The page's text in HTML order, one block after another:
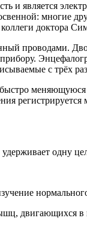
является
многие
доктора
проводами.
с трёх
меняющуюся
одну
двигающихся в